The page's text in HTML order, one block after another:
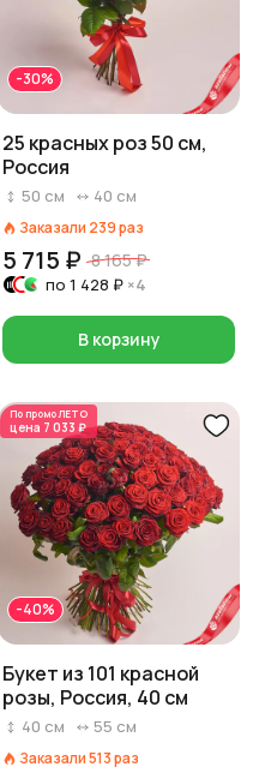
-30%
25 красных роз 50 см,
Россия
50 см 40 см
Заказали 239раз
5 715 ₽ 8 165 ₽
по 1 428 ₽ ×4
В корзину
По промоЛЕТО
цена 7 033 ₽
-40%
Букет из 101 красной
розы, Россия, 40 см
40 см 55 см
Заказали513раз